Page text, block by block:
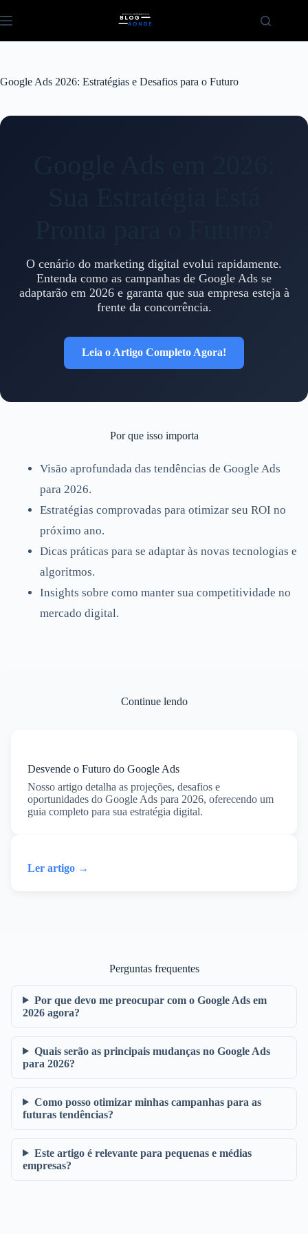
para
conteúdo
Google Ads 2026: Estratégias e Desafios para o Futuro
O cenário do marketing digital evolui rapidamente.
Entenda como as campanhas de Google Ads se
adaptarão em 2026 e garanta que sua empresa esteja à
frente da concorrência.
Leia o Artigo Completo Agora!
Por que isso importa
Visão aprofundada das tendências de Google Ads
para 2026.
Estratégias comprovadas para otimizar seu ROI no
próximo ano.
Dicas práticas para se adaptar às novas tecnologias e
algoritmos.
Insights sobre como manter sua competitividade no
mercado digital.
Continue lendo
Desvende o Futuro do Google Ads
Nosso artigo detalha as projeções, desafios e
oportunidades do Google Ads para 2026, oferecendo um
guia completo para sua estratégia digital.
Ler artigo →
Perguntas frequentes
Por que devo me preocupar com o Google Ads em
2026 agora?
Quais serão as principais mudanças no Google Ads
para 2026?
Como posso otimizar minhas campanhas para as
futuras tendências?
Este artigo é relevante para pequenas e médias
empresas?